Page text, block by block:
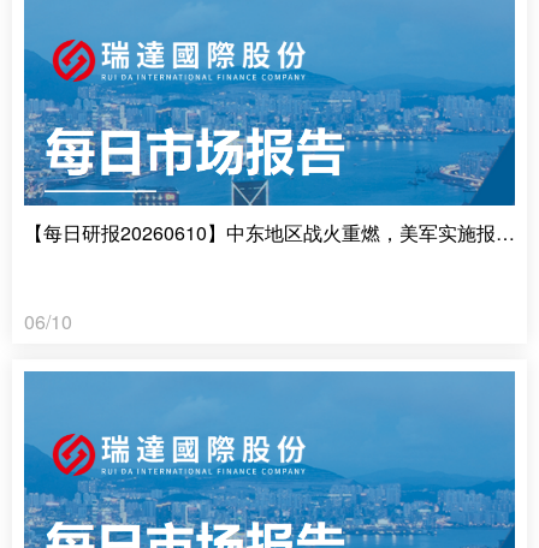
【每日研报20260610】中东地区战火重燃，美军实施报复性打击
06/10